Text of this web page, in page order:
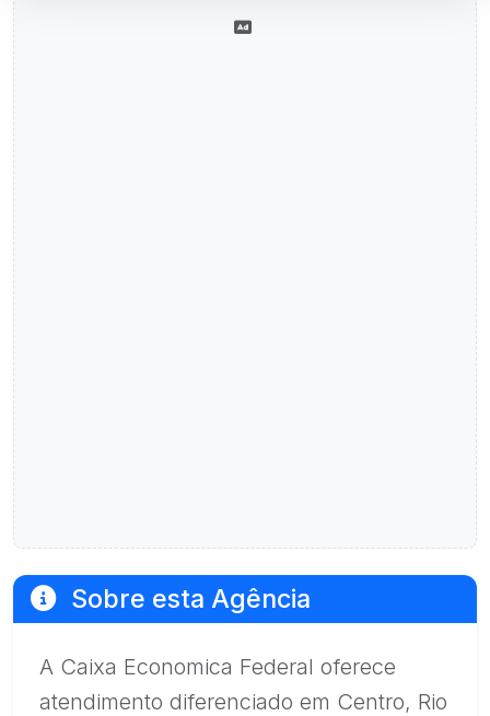
Sobre esta Agência
A Caixa Economica Federal oferece
atendimento diferenciado em Centro, Rio